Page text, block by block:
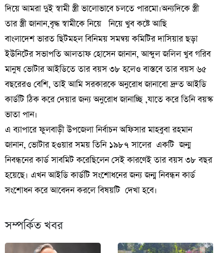
দিয়ে আমরা দুই স্বামী স্ত্রী ভালোভাবে চলতে পারমো।অন্যদিকে স্ত্রী
তার স্ত্রী জানান,বৃদ্ধ স্বামীকে নিয়ে নিয়ে খুব কষ্টে আছি
বাংলাদেশ ভারত ছিটমহল বিনিময় সমন্বয় কমিটির দাসিয়ার ছড়া
ইউনিটের সভাপতি আলতাফ হোসেন জানান, আব্দুল জলিল খুব গরিব
মানুষ ভোটার আইডিতে তার বয়স ৩৮ হলেও বাস্তবে তার বয়স ৬৫
বছরেরও বেশি, তাই আমি সরকারকে অনুরোধ জানাবো দ্রুত আইডি
কার্ডটি ঠিক করে দেয়ার জন্য অনুরোধ জানাচ্ছি ,যাতে করে তিনি বয়স্ক
ভাতা পান।
এ ব্যাপারে ফুলবাড়ী উপজেলা নির্বাচন অফিসার মাহবুবা রহমান
জানান, ভোটার হওয়ার সময় তিনি ১৯৮৭ সালের একটি জন্ম
নিবন্ধনের কার্ড সাবমিট করেছিলেন সেই কারণেই তার বয়স ৩৮ বছর
হয়েছে। এখন আইডি কার্ডটি সংশোধনের জন্য জন্ম নিবন্ধন কার্ড
সংশোধন করে আবেদন করলে বিষয়টি দেখা হবে।
সম্পর্কিত খবর